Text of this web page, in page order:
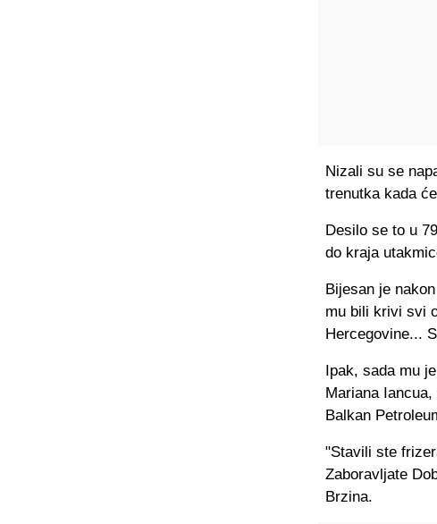
Nizali su se
trenutka kada
Desilo se to u
do kraja
Bijesan je
mu bili krivi svi
Hercegovine...
Ipak, sada mu
Mariana
Balkan
"Stavili ste
Zaboravljate
Brzina.